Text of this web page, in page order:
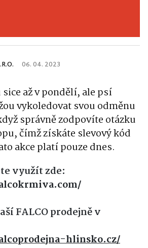
06. 04. 2023
až v pondělí, ale psí
vykoledovat svou odměnu
správně zodpovíte otázku
čímž získáte slevový kód
akce platí pouze dnes.
využít zde:
FALCO prodejně v
hlinsko.cz/